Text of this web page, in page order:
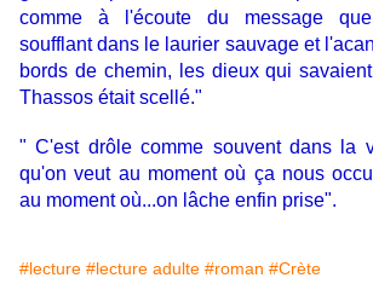
comme à l'écoute du message
soufflant dans le laurier sauvage et
bords de chemin, les dieux qui
Thassos était scellé."
" C'est drôle comme souvent dans la
qu'on veut au moment où ça nous
au moment où...on lâche enfin prise".
#lecture #lecture adulte #roman #Crète